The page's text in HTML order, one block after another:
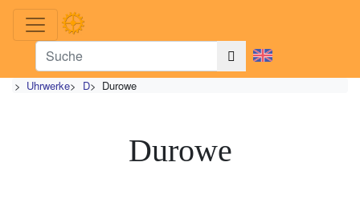
> Uhrwerke> D> Durowe
Durowe